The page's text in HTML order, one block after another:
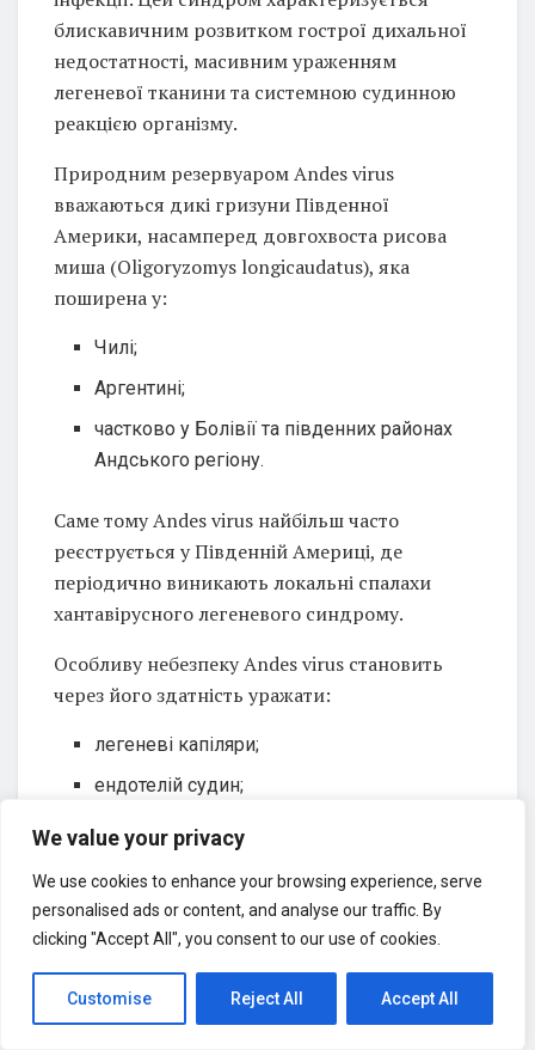
We value your privacy
We use cookies to enhance your browsing experience, serve
personalised ads or content, and analyse our traffic. By
clicking "Accept All", you consent to our use of cookies.
Customise Reject All Accept All
блискавичним розвитком гострої дихальної
недостатності, масивним ураженням
легеневої тканини та системною судинною
реакцією організму.
Природним резервуаром Andes virus
вважаються дикі гризуни Південної
Америки, насамперед довгохвоста рисова
миша (Oligoryzomys longicaudatus), яка
поширена у:
Чилі;
Аргентині;
частково у Болівії та південних районах
Андського регіону.
Саме тому Andes virus найбільш часто
реєструється у Південній Америці, де
періодично виникають локальні спалахи
хантавірусного легеневого синдрому.
Особливу небезпеку Andes virus становить
через його здатність уражати:
легеневі капіляри;
ендотелій судин;
серцево-судинну систему;
Після проникнення вірусу в організм
запускається важка імунна та судинна
реакція, яка призводить до: